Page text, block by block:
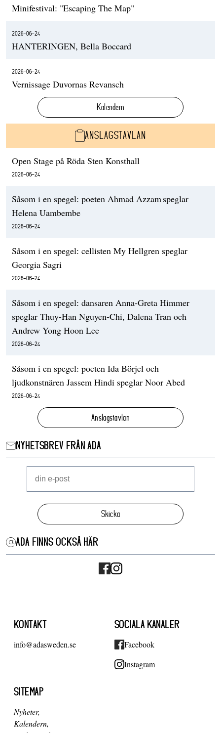
Minifestival: "Escaping The Map"
2026-06-24
HANTERINGEN, Bella Boccard
2026-06-24
Vernissage Duvornas Revansch
Kalendern
ANSLAGSTAVLAN
Open Stage på Röda Sten Konsthall
2026-06-24
Såsom i en spegel: poeten Ahmad Azzam speglar
Helena Uambembe
2026-06-24
Såsom i en spegel: cellisten My Hellgren speglar
Georgia Sagri
2026-06-24
Såsom i en spegel: dansaren Anna-Greta Himmer
speglar Thuy-Han Nguyen-Chi, Dalena Tran och
Andrew Yong Hoon Lee
2026-06-24
Såsom i en spegel: poeten Ida Börjel och
ljudkonstnären Jassem Hindi speglar Noor Abed
2026-06-24
Anslagstavlan
NYHETSBREV FRÅN ADA
Skicka
ADA FINNS OCKSÅ HÄR
KONTAKT
info@adasweden.se
SOCIALA KANALER
Facebook
Instagram
SITEMAP
Nyheter
Kalendern